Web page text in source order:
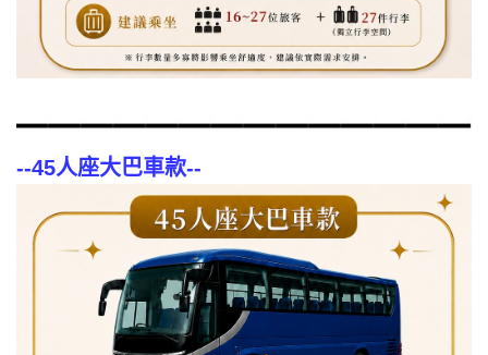
--45人座大巴車款--